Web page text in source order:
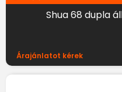
Shua 68 dupla
Árajánlatot kérek